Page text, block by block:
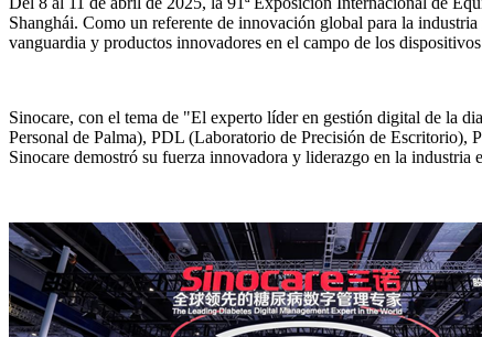
Shanghái. Como un referente de innovación global para la
vanguardia y productos innovadores en el campo de los
Sinocare, con el tema de "El experto líder en gestión digital de la
Personal de Palma), PDL (Laboratorio de Precisión de Escritorio),
Sinocare demostró su fuerza innovadora y liderazgo en la industria